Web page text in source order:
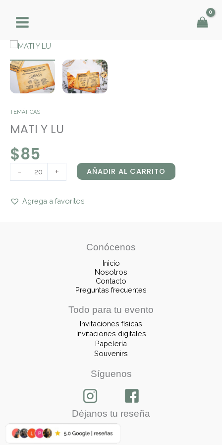
contenido
TEMÁTICAS
MATI Y LU
$85
-
MATI
Y
LU
cantidad
+ AÑADIR AL CARRITO
Agrega a favoritos
Conócenos
Inicio
Nosotros
Contacto
Preguntas frecuentes
Todo para tu evento
Invitaciones físicas
Invitaciones digitales
Papelería
Souvenirs
Síguenos
Déjanos tu reseña